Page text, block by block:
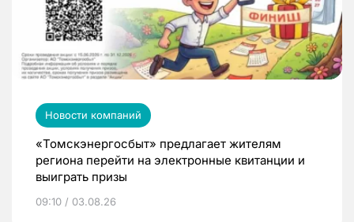
Новости компаний
«Томскэнергосбыт» предлагает жителям
региона перейти на электронные квитанции и
выиграть призы
09:10 / 03.08.26